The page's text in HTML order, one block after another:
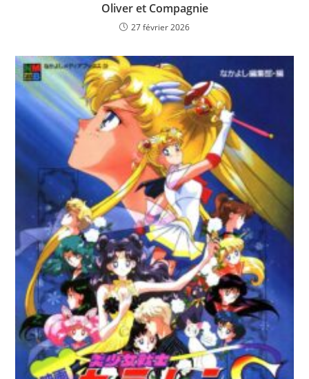
Oliver et Compagnie
27 février 2026